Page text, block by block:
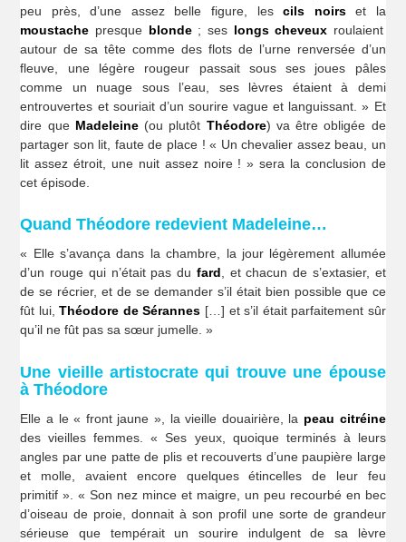
peu près, d’une assez belle figure, lescils noirset la
moustache presque blonde; ses longs cheveux roulaient
autour de sa tête comme des flots de l’urne renversée d’un
fleuve, une légère rougeur passait sous ses joues pâles
comme un nuage sous l’eau, ses lèvres étaient à demi
entrouvertes et souriait d’un sourire vague et languissant. » Et
dire que Madeleine(ou plutôt Théodore) va être obligée de
partager son lit, faute de place ! « Un chevalier assez beau, un
lit assez étroit, une nuit assez noire ! » sera la conclusion de
cet épisode.
Quand Théodore redevient Madeleine…
« Elle s’avança dans la chambre, la jour légèrement allumée
d’un rouge qui n’était pas du fard, et chacun de s’extasier, et
de se récrier, et de se demander s’il était bien possible que ce
fût lui,Théodore de Sérannes […] et s’il était parfaitement sûr
qu’il ne fût pas sa sœur jumelle. »
Une vieille artistocrate qui trouve une épouse
à Théodore
Elle a le « front jaune », la vieille douairière, la peau citréine
des vieilles femmes. « Ses yeux, quoique terminés à leurs
angles par une patte de plis et recouverts d’une paupière large
et molle, avaient encore quelques étincelles de leur feu
primitif ». « Son nez mince et maigre, un peu recourbé en bec
d’oiseau de proie, donnait à son profil une sorte de grandeur
sérieuse que tempérait un sourire indulgent de sa lèvre